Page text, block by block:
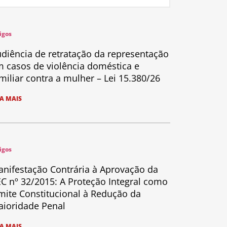
de retratação da representação
casos de violência doméstica e
contra a mulher – Lei 15.380/26
MAIS
Contrária à Aprovação da
nº 32/2015: A Proteção Integral como
Constitucional à Redução da
Penal